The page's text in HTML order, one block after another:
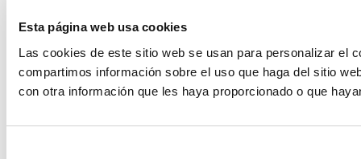
Esta página web usa cookies
Las cookies de este sitio web se usan para personalizar el
compartimos información sobre el uso que haga del sitio
con otra información que les haya proporcionado o que